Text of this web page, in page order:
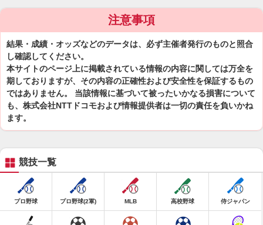
注意事項
結果・成績・オッズなどのデータは、必ず主催者発行のものと照合
し確認してください。
本サイトのページ上に掲載されている情報の内容に関しては万全を
期しておりますが、その内容の正確性および安全性を保証するもの
ではありません。 当該情報に基づいて被ったいかなる損害について
も、株式会社NTTドコモおよび情報提供者は一切の責任を負いかね
ます。
競技一覧
プロ野球 プロ野球(2軍) MLB 高校野球 侍ジャパン